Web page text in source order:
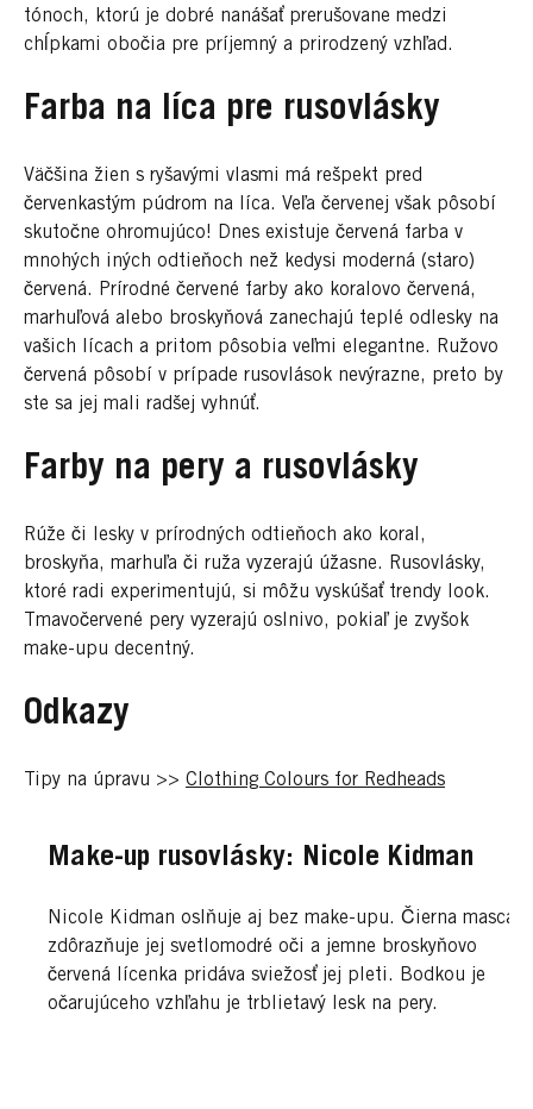
tónoch, ktorú je dobré nanášať prerušovane medzi
chĺpkami obočia pre príjemný a prirodzený vzhľad.
Farba na líca pre rusovlásky
Väčšina žien s ryšavými vlasmi má rešpekt pred
červenkastým púdrom na líca. Veľa červenej však pôsobí
skutočne ohromujúco! Dnes existuje červená farba v
mnohých iných odtieňoch než kedysi moderná (staro)
červená. Prírodné červené farby ako koralovo červená,
marhuľová alebo broskyňová zanechajú teplé odlesky na
vašich lícach a pritom pôsobia veľmi elegantne. Ružovo
červená pôsobí v prípade rusovlások nevýrazne, preto by
ste sa jej mali radšej vyhnúť.
Farby na pery a rusovlásky
Rúže či lesky v prírodných odtieňoch ako koral,
broskyňa, marhuľa či ruža vyzerajú úžasne. Rusovlásky,
ktoré radi experimentujú, si môžu vyskúšať trendy look.
Tmavočervené pery vyzerajú oslnivo, pokiaľ je zvyšok
make-upu decentný.
Odkazy
Tipy na úpravu >> Clothing Colours for Redheads
Make-up rusovlásky: Nicole Kidman
Nicole Kidman oslňuje aj bez make-upu. Čierna mascara
zdôrazňuje jej svetlomodré oči a jemne broskyňovo
červená lícenka pridáva sviežosť jej pleti. Bodkou je
očarujúceho vzhľahu je trblietavý lesk na pery.